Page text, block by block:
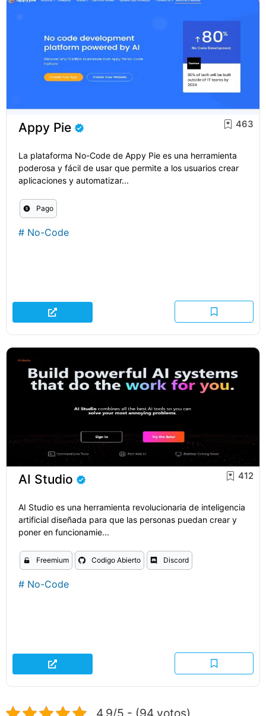
Appy Pie 463
La plataforma No-Code de Appy Pie es una herramienta
poderosa y fácil de usar que permite a los usuarios crear
aplicaciones y automatizar...
Pago
# No-Code
AI Studio 412
AI Studio es una herramienta revolucionaria de inteligencia
artificial diseñada para que las personas puedan crear y
poner en funcionamie...
Freemium Codigo Abierto Discord
# No-Code
4.9/5 - (94 votos)